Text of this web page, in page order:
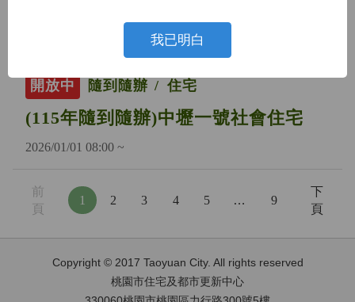
開放中 隨到隨辦 住宅
(115年隨到隨辦)中壢一號社會住宅
2026/01/01 08:00 ~
前
頁
1 2 3 4 5 … 9
下
頁
Copyright © 2017 Taoyuan City. All rights reserved
桃園市住宅及都市更新中心
我已明白